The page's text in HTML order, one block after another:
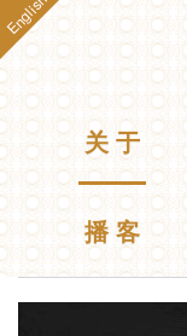
Westheavens
English
主菜单 关 于
播 客